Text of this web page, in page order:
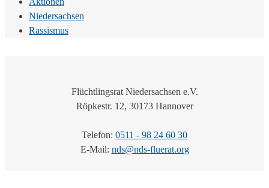
Niedersachsen
Rassismus
Flüchtlingsrat Niedersachsen e.V.
Röpkestr. 12, 30173 Hannover
Telefon: 0511 - 98 24 60 30
E-Mail: nds@nds-fluerat.org